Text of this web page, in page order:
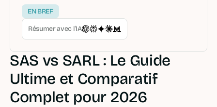
EN BREF
Résumer avec l’IA
SAS vs SARL : Le Guide
Ultime et Comparatif
Complet pour 2026